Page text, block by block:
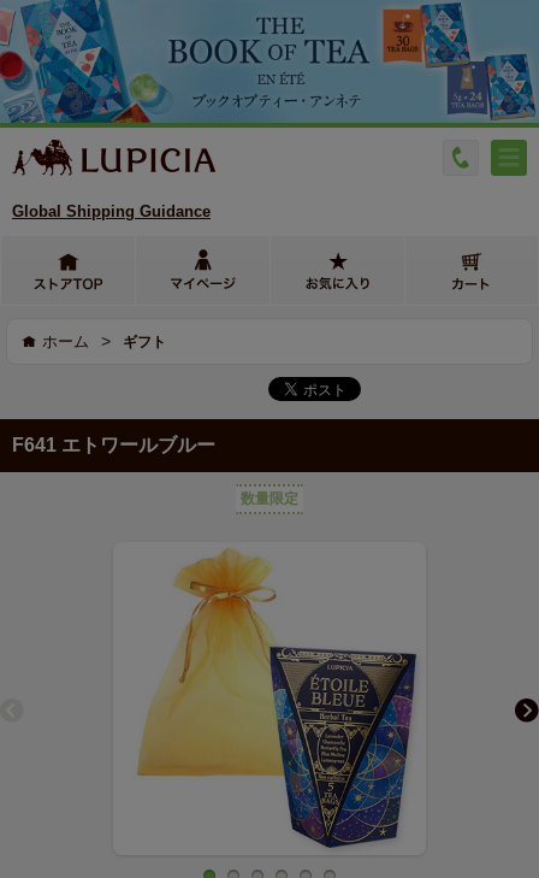
Global Shipping Guidance
ホーム > ギフト
F641 エトワールブルー
数量限定